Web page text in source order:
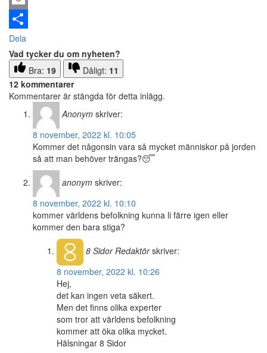
Email
Dela
Vad tycker du om nyheten?
Bra: 19 Dåligt: 11
12 kommentarer
Kommentarer är stängda för detta inlägg.
Anonym skriver:
8 november, 2022 kl. 10:05
Kommer det någonsin vara så mycket människor på jorden
så att man behöver trängas?😴
anonym skriver:
8 november, 2022 kl. 10:10
kommer världens befolkning kunna li färre igen eller
kommer den bara stiga?
8 SidorRedaktör skriver:
8 november, 2022 kl. 10:26
Hej,
det kan ingen veta säkert.
Men det finns olika experter
som tror att världens befolkning
kommer att öka olika mycket.
Hälsningar 8 Sidor